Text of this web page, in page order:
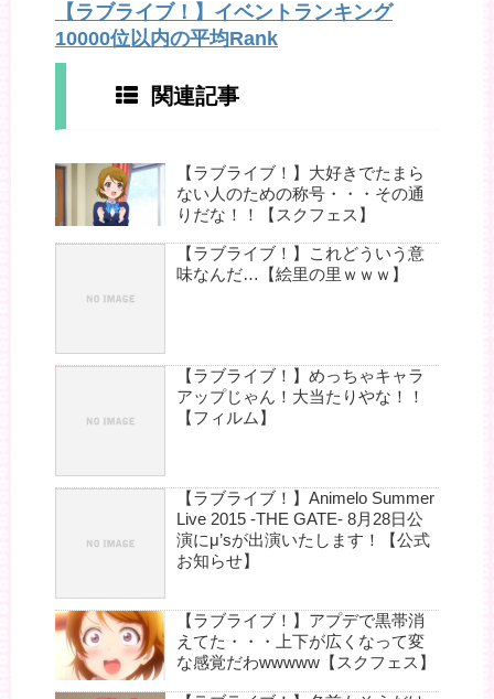
【ラブライブ！】イベントランキング
10000位以内の平均Rank
関連記事
【ラブライブ！】大好きでたまら
ない人のための称号・・・その通
りだな！！【スクフェス】
【ラブライブ！】これどういう意
味なんだ…【絵里の里ｗｗｗ】
【ラブライブ！】めっちゃキャラ
アップじゃん！大当たりやな！！
【フィルム】
【ラブライブ！】Animelo Summer
Live 2015 -THE GATE- 8月28日公
演にμ’sが出演いたします！【公式
お知らせ】
【ラブライブ！】アプデで黒帯消
えてた・・・上下が広くなって変
な感覚だわwwwww【スクフェス】